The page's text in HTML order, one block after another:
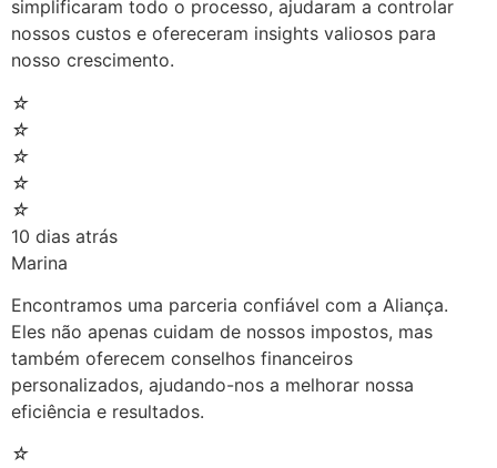
simplificaram todo o processo, ajudaram a controlar
nossos custos e ofereceram insights valiosos para
nosso crescimento.
☆
☆
☆
☆
☆
10 dias atrás
Marina
Encontramos uma parceria confiável com a Aliança.
Eles não apenas cuidam de nossos impostos, mas
também oferecem conselhos financeiros
personalizados, ajudando-nos a melhorar nossa
eficiência e resultados.
☆